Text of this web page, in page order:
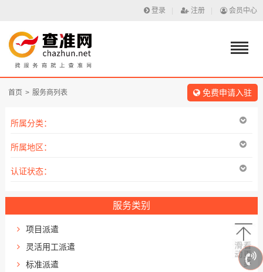
登录 注册 会员中心
首页 > 服务商列表 免费申请入驻
所属分类：
所属地区：
认证状态：
服务类别
项目派遣
灵活用工派遣
标准派遣